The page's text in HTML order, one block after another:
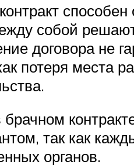
собой
договора не
потеря места
брачном
так как
органов.